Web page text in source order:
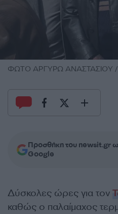
ΦΩΤΟ ΑΡΓΥΡΩ ΑΝΑΣΤΑΣΙΟΥ /
Προσθήκη του newsit.gr
Google
Δύσκολες ώρες για τον
καθώς ο παλαίμαχος